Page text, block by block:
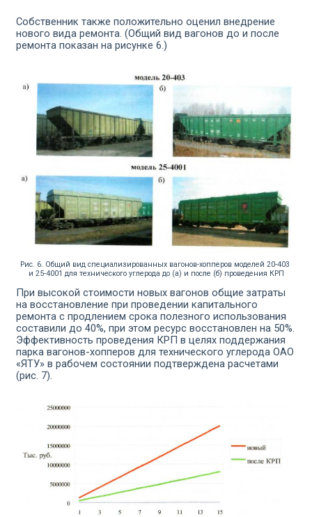
Собственник также положительно оценил внедрение
нового вида ремонта. (Общий вид вагонов до и после
ремонта показан на рисунке 6.)
Рис. 6. Общий вид специализированных вагонов-хопперов моделей 20-403
и 25-4001 для технического углерода до (а) и после (б) проведения КРП
При высокой стоимости новых вагонов общие затраты
на вос­становление при проведении капитального
ремонта с продлени­ем срока полезного использования
составили до 40%, при этом ресурс восстановлен на 50%.
Эффективность проведения КРП в целях поддержания
парка вагонов-хопперов для технического углерода ОАО
«ЯТУ» в рабочем состоянии подтверждена расче­тами
(рис. 7).